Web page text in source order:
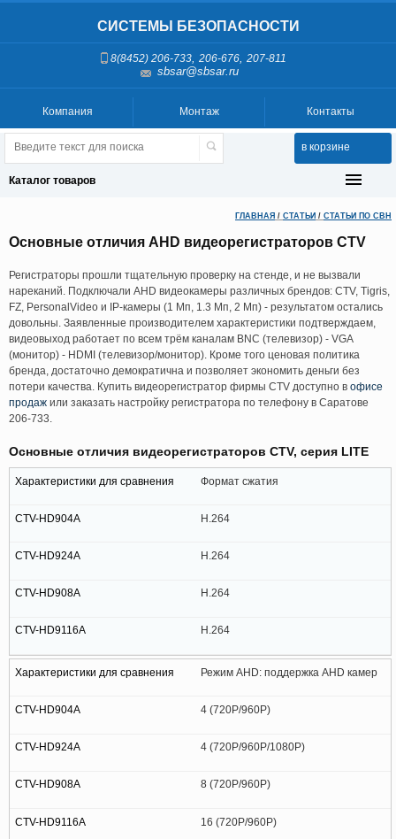
СИСТЕМЫ БЕЗОПАСНОСТИ
8(8452) 206-733, 206-676, 207-811
sbsar@sbsar.ru
Контакты
Монтаж
Компания
в корзине
Каталог товаров
ГЛАВНАЯ / СТАТЬИ / СТАТЬИ ПО СВН
Основные отличия AHD видеорегистраторов CTV
Регистраторы прошли тщательную проверку на стенде, и не вызвали
нареканий. Подключали AHD видеокамеры различных брендов: CTV, Tigris,
FZ, PersonalVideo и IP-камеры (1 Мп, 1.3 Мп, 2 Мп) - результатом остались
довольны. Заявленные производителем характеристики подтверждаем,
видеовыход работает по всем трём каналам BNC (телевизор) - VGA
(монитор) - HDMI (телевизор/монитор). Кроме того ценовая политика
бренда, достаточно демократична и позволяет экономить деньги без
потери качества. Купить видеорегистратор фирмы CTV доступно в офисе
продаж или заказать настройку регистратора по телефону в Саратове
206-733.
Основные отличия видеорегистраторов CTV, серия LITE
Формат сжатия
H.264
H.264
H.264
H.264
Режим AHD: поддержка AHD камер
4 (720P/960P)
4 (720P/960P/1080P)
8 (720P/960P)
16 (720P/960P)